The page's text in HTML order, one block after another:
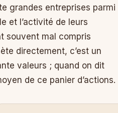
grandes entreprises parmi
et l’activité de leurs
souvent mal compris
directement, c’est un
valeurs ; quand on dit
de ce panier d’actions.